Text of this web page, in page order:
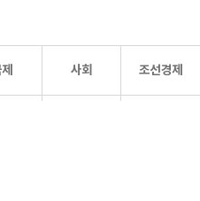
사회 조선경제